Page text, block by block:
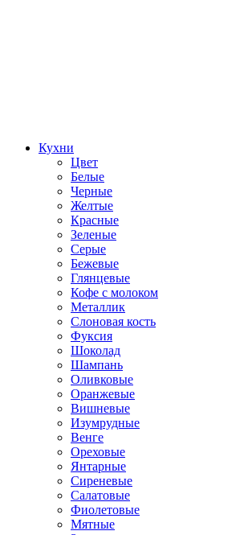
Кухни
Цвет
Белые
Черные
Желтые
Красные
Зеленые
Серые
Бежевые
Глянцевые
Кофе с молоком
Металлик
Слоновая кость
Фуксия
Шоколад
Шампань
Оливковые
Оранжевые
Вишневые
Изумрудные
Венге
Ореховые
Янтарные
Сиреневые
Салатовые
Фиолетовые
Мятные